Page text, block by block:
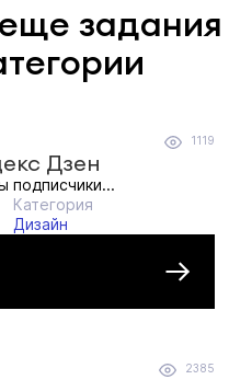
задания
1119
Дзен
подписчики...
Категория
Дизайн
2385